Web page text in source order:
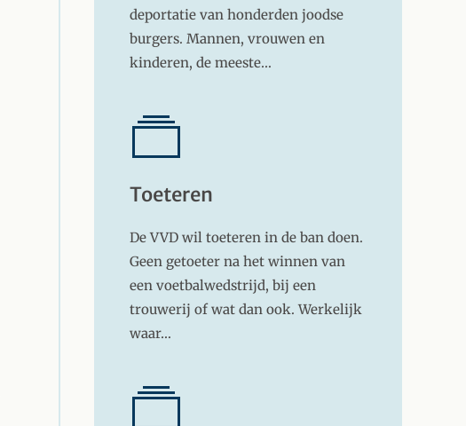
deportatie van honderden joodse
burgers. Mannen, vrouwen en
kinderen, de meeste…
Toeteren
De VVD wil toeteren in de ban doen.
Geen getoeter na het winnen van
een voetbalwedstrijd, bij een
trouwerij of wat dan ook. Werkelijk
waar…